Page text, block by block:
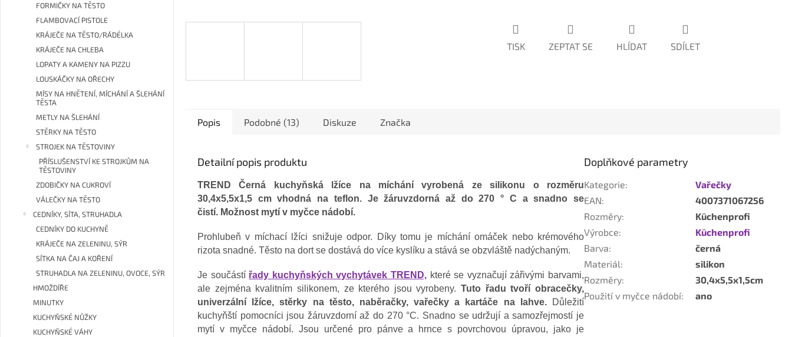
FORMIČKY NA TĚSTO
FLAMBOVACÍ PISTOLE
KRÁJEČE NA TĚSTO/RÁDÉLKA
KRÁJEČE NA CHLEBA
LOPATY A KAMENY NA PIZZU
LOUSKÁČKY NA OŘECHY
MÍSY NA HNĚTENÍ, MÍCHÁNÍ A ŠLEHÁNÍ
TĚSTA
METLY NA ŠLEHÁNÍ
STĚRKY NA TĚSTO
STROJEK NA TĚSTOVINY
PŘÍSLUŠENSTVÍ KE STROJKŮM NA
TĚSTOVINY
ZDOBIČKY NA CUKROVÍ
VÁLEČKY NA TĚSTO
CEDNÍKY, SÍTA, STRUHADLA
CEDNÍKY DO KUCHYNĚ
KRÁJEČE NA ZELENINU, SÝR
SÍTKA NA ČAJ A KOŘENÍ
STRUHADLA NA ZELENINU, OVOCE, SÝR
HMOŽDÍŘE
MINUTKY
KUCHYŇSKÉ NŮŽKY
KUCHYŇSKÉ VÁHY
TISK ZEPTAT SE HLÍDAT SDÍLET
Popis Podobné (13) Diskuze Značka
Detailní popis produktu
TREND Černá kuchyňská lžíce na míchání vyrobená ze silikonu o rozměru
30,4x5,5x1,5 cm vhodná na teflon. Je žáruvzdorná až do 270 ° C a snadno se
čistí. Možnost mytí v myčce nádobí.
Prohlubeň v míchací lžíci snižuje odpor. Díky tomu je míchání omáček nebo krémového
rizota snadné. Těsto na dort se dostává do více kyslíku a stává se obzvláště nadýchaným.
Je součástí řady kuchyňských vychytávek TREND, které se vyznačují zářivými barvami,
ale zejména kvalitním silikonem, ze kterého jsou vyrobeny.Tuto řadu tvoří obracečky,
univerzální lžíce, stěrky na těsto, naběračky, vařečky a kartáče na lahve.Důležití
kuchyňští pomocníci jsou žáruvzdorní až do 270 °C. Snadno se udržují a samozřejmostí je
mytí v myčce nádobí. Jsou určené pro pánve a hrnce s povrchovou úpravou, jako je
Doplňkové parametry
Kategorie:
Vařečky
EAN:
4007371067256
Rozměry:
Küchenprofi
Výrobce:
Küchenprofi
Barva:
černá
Materiál:
silikon
Rozměry:
30,4x5,5x1,5cm
Použití v myčce nádobí: ano